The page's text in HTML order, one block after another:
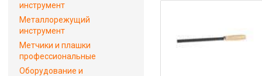
инструмент
Металлорежущий
инструмент
Метчики и плашки
профессиональные
Оборудование и